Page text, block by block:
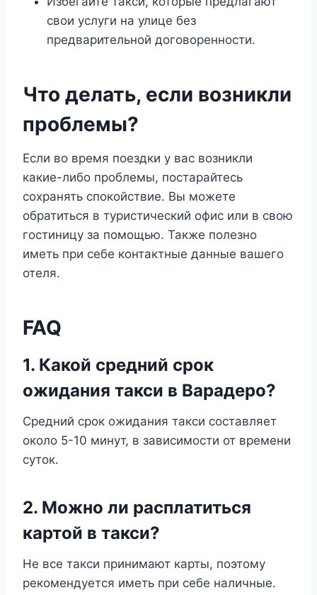
свои услуги на улице без
предварительной договоренности.
Что делать, если возникли
проблемы?
Если во время поездки у вас возникли
какие-либо проблемы, постарайтесь
сохранять спокойствие. Вы можете
обратиться в туристический офис или в свою
гостиницу за помощью. Также полезно
иметь при себе контактные данные вашего
отеля.
FAQ
1. Какой средний срок
ожидания такси в Варадеро?
Средний срок ожидания такси составляет
около 5-10 минут, в зависимости от времени
суток.
2. Можно ли расплатиться
картой в такси?
Не все такси принимают карты, поэтому
рекомендуется иметь при себе наличные.